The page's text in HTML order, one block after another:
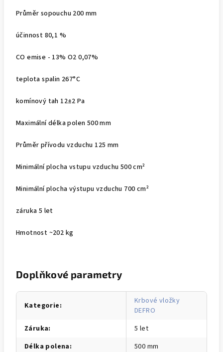
Průměr sopouchu 200 mm
účinnost 80,1 %
CO emise - 13% O2 0,07%
teplota spalin 267°C
komínový tah 12±2 Pa
Maximální délka polen 500 mm
Průměr přívodu vzduchu 125 mm
Minimální plocha vstupu vzduchu 500 cm²
Minimální plocha výstupu vzduchu 700 cm²
záruka 5 let
Hmotnost ~202 kg
Doplňkové parametry
Kategorie:
Krbové vložky
DEFRO
Záruka:
5 let
Délka polena:
500 mm